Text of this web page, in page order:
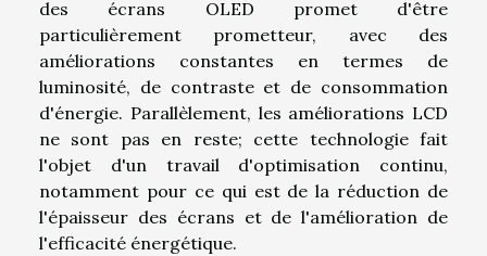
des écrans OLED promet d'être
particulièrement prometteur, avec des
améliorations constantes en termes de
luminosité, de contraste et de consommation
d'énergie. Parallèlement, les améliorations LCD
ne sont pas en reste; cette technologie fait
l'objet d'un travail d'optimisation continu,
notamment pour ce qui est de la réduction de
l'épaisseur des écrans et de l'amélioration de
l'efficacité énergétique.